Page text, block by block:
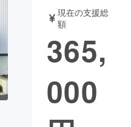
音楽
ト ゲーム・サ
現在の支援総
額
365,
000